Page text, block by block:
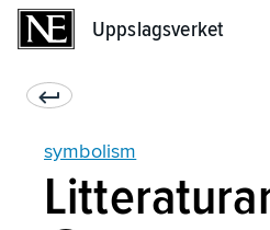
Uppslagsverket
symbolism